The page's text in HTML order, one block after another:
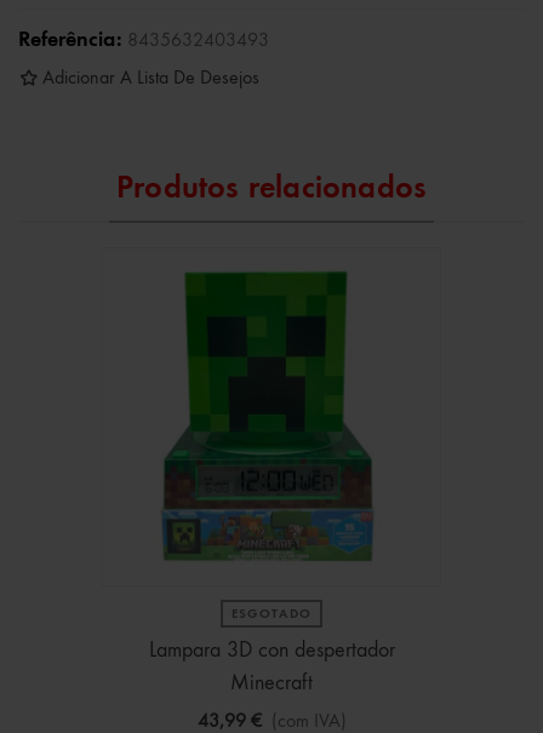
Referência: 8435632403493
Adicionar A Lista De Desejos
Produtos relacionados
ESGOTADO
Lampara 3D con despertador
Minecraft
43,99 € (com IVA)